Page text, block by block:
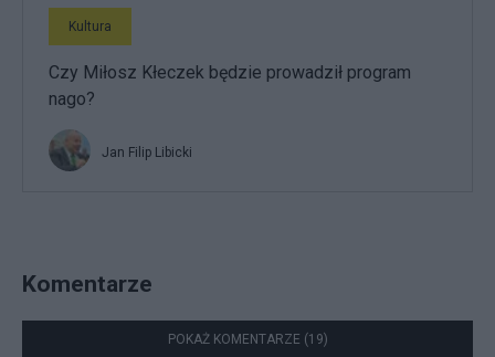
Kultura
Czy Miłosz Kłeczek będzie prowadził program
nago?
Jan Filip Libicki
Komentarze
POKAŻ KOMENTARZE (19)